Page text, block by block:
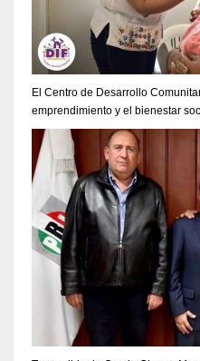
El Centro de Desarrollo
emprendimiento y el bienestar